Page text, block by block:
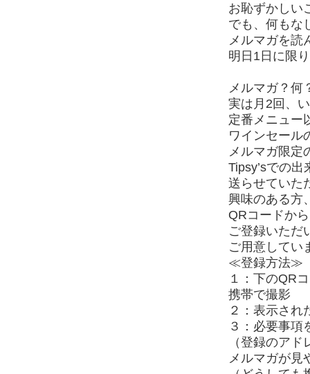
お恥ずかしい
でも、何もな
メルマガを読
明日1日に限
メルマガ？何
実は月2回、
定番メニュー
ワインセール
メルマガ限定
Tipsy’sでの
送らせていた
興味のある方
QRコードか
ご登録いただ
ご用意してい
≪登録方法≫
１：下のQR
携帯で撮影
２：表示され
３：必要事項
（登録のア
メルマガが見